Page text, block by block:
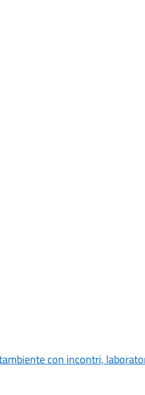
con incontri,